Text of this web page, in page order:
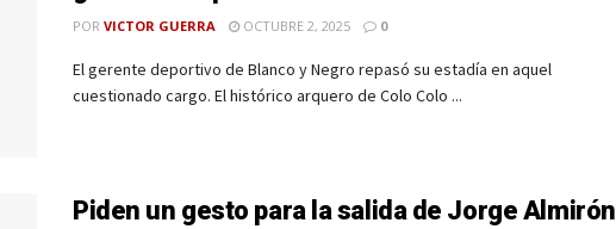
POR VICTOR GUERRA OCTUBRE 2, 2025 0
El gerente deportivo de Blanco y Negro repasó su estadía en aquel
cuestionado cargo. El histórico arquero de Colo Colo ...
Piden un gesto para la salida de Jorge Almirón